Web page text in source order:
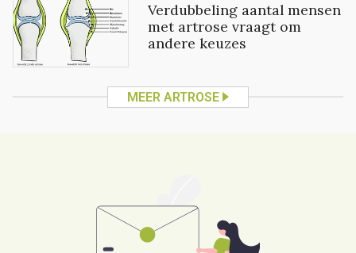
Verdubbeling aantal mensen
met artrose vraagt om
andere keuzes
MEER ARTROSE